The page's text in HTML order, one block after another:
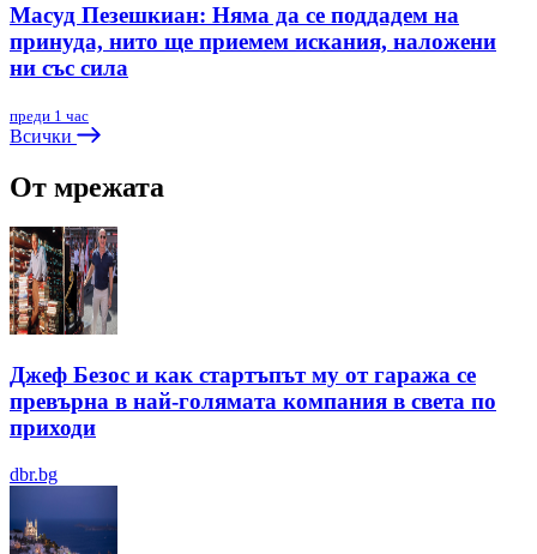
Масуд Пезешкиан: Няма да се поддадем на
принуда, нито ще приемем искания, наложени
ни със сила
преди 1 час
Всички
От мрежата
Джеф Безос и как стартъпът му от гаража се
превърна в най-голямата компания в света по
приходи
dbr.bg